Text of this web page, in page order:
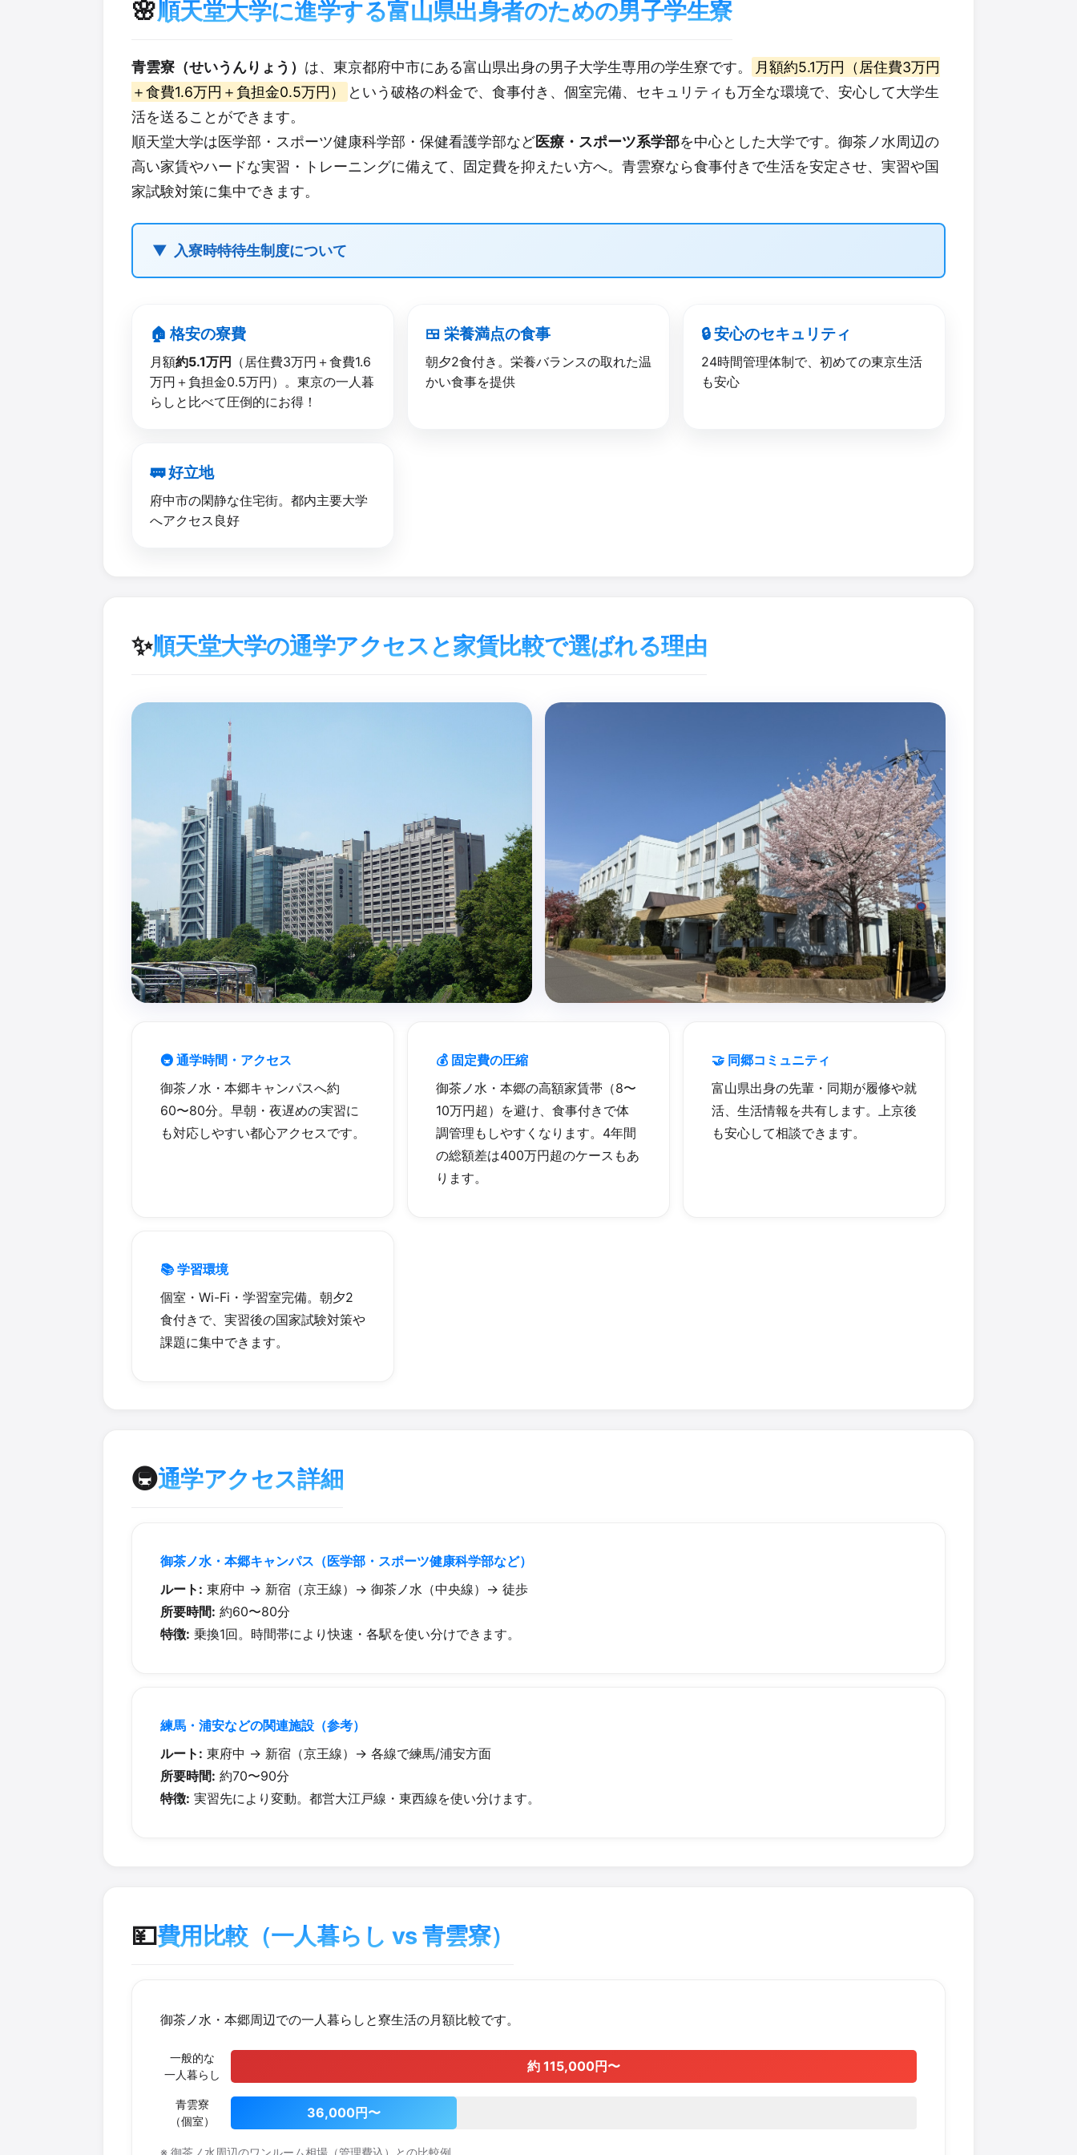
🌸順天堂大学に進学する富山県出身者のための男子学生寮
青雲寮（せいうんりょう） は、東京都府中市にある富山県出身の男子大学生専用の学生寮です。
月額約5.1万円（居住費3万円
＋食費1.6万円＋負担金0.5万円）
という破格の料金で、食事付き、個室完備、セキュリティも万全な環境で、安心して大学生
活を送ることができます。
順天堂大学は医学部・スポーツ健康科学部・保健看護学部など医療・スポーツ系学部を中心とした大学です。御茶ノ水周辺の
高い家賃やハードな実習・トレーニングに備えて、固定費を抑えたい方へ。青雲寮なら食事付きで生活を安定させ、実習や国
家試験対策に集中できます。
入寮時特待生制度について
🏠 格安の​寮費
月額約5.1万円 （居住費3万円＋食費1.6
万円＋負担金0.5万円）。東京の一人暮
らしと比べて圧倒的にお得！
🍱 栄養満点の​食事
朝夕2食付き。栄養バランスの取れた温
かい食事を提供
🔒 安心の​セキュリティ
24時間管理体制で、初めての東京生活
も安心
🚃 好立地
府中市の閑静な住宅街。都内主要大学
へアクセス良好
✨順天堂大学の通学アクセスと家賃比較で選ばれる理由
🚇 通学時間・アクセス
御茶ノ水・本郷キャンパスへ約
60〜80分。早朝・夜遅めの実習に
も対応しやすい都心アクセスです。
💰 固定費の圧縮
御茶ノ水・本郷の高額家賃帯（8〜
10万円超）を避け、食事付きで体
調管理もしやすくなります。4年間
の総額差は400万円超のケースもあ
ります。
🤝 同郷コミュニティ
富山県出身の先輩・同期が履修や就
活、生活情報を共有します。上京後
も安心して相談できます。
📚 学習環境
個室・Wi-Fi・学習室完備。朝夕2
食付きで、実習後の国家試験対策や
課題に集中できます。
🚇通学アクセス詳細
御茶ノ水・本郷キャンパス（医学部・スポーツ健康科学部など）
ルート: 東府中 → 新宿（京王線）→ 御茶ノ水（中央線）→ 徒歩
所要時間: 約60〜80分
特徴: 乗換1回。時間帯により快速・各駅を使い分けできます。
練馬・浦安などの関連施設（参考）
ルート: 東府中 → 新宿（京王線）→ 各線で練馬/浦安方面
所要時間: 約70〜90分
特徴: 実習先により変動。都営大江戸線・東西線を使い分けます。
💴費用比較（一人暮らし vs 青雲寮）
御茶ノ水・本郷周辺での一人暮らしと寮生活の月額比較です。
一般的な
一人暮らし
約 115,000円〜
青雲寮
（個室）
36,000円〜
※ 御茶ノ水周辺のワンルーム相場（管理費込）との比較例